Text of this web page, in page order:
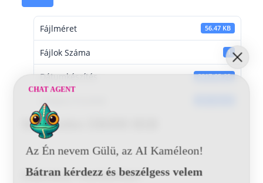
Fájlméret 56.47 KB
Fájlok Száma 1
Dátumkészítés 2017-05-25
Utoljára frissített
Mercedes DB490 BSB
Vélemény, hozzászólás?
CHAT AGENT
Az Én nevem Gülü, az AI Kaméleon!
Bátran kérdezz és beszélgess velem